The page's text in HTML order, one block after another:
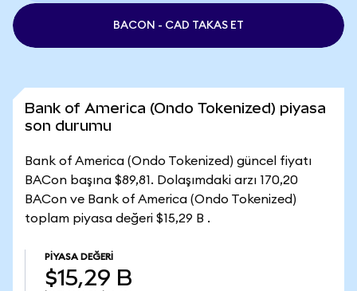
BACON - CAD TAKAS ET
Bank of America (Ondo Tokenized) piyasa
son durumu
Bank of America (Ondo Tokenized) güncel fiyatı
BACon başına $89,81. Dolaşımdaki arzı 170,20
BACon ve Bank of America (Ondo Tokenized)
toplam piyasa değeri $15,29 B .
PIYASA DEĞERI
$15,29 B